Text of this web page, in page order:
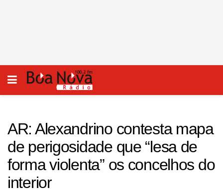
AR: Alexandrino contesta mapa
de perigosidade que “lesa de
forma violenta” os concelhos do
interior